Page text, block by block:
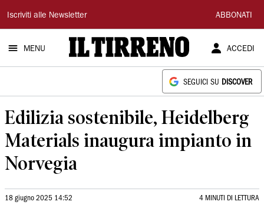
Il
Tirreno
Iscriviti alle Newsletter ABBONATI
MENU ACCEDI
SEGUICI SU DISCOVER
Edilizia sostenibile, Heidelberg
Materials inaugura impianto in
Norvegia
18 giugno 2025 14:52 4 MINUTI DI LETTURA